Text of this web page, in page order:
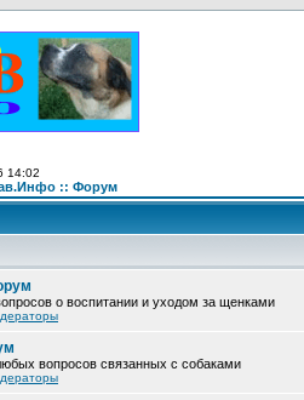
14:02
:: Форум
о воспитании и уходом за щенками
вопросов связанных с собаками